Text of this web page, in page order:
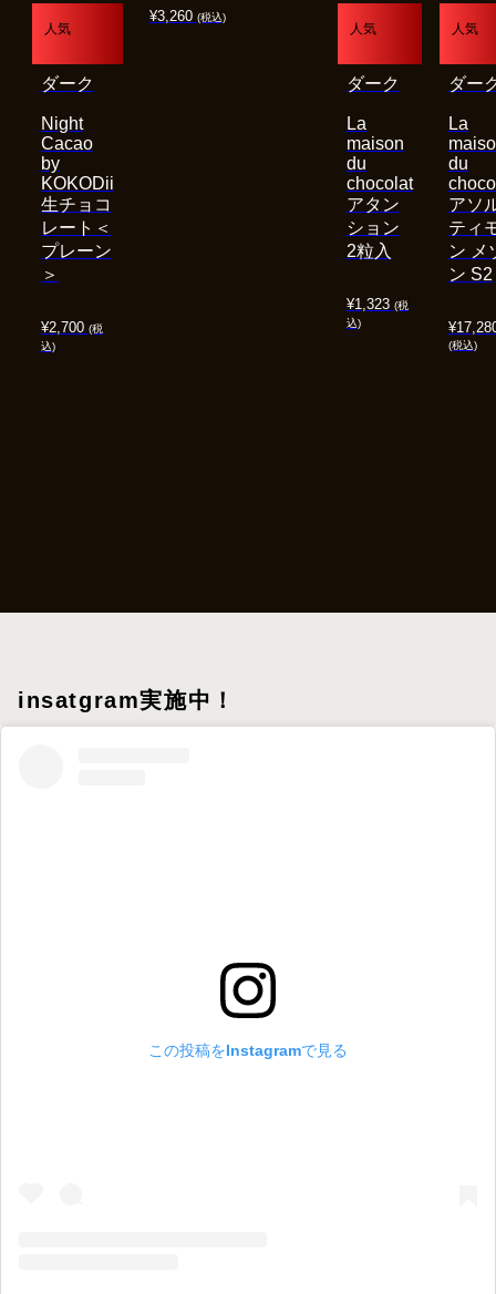
人気
¥2,700 (税
込)
Night
Cacao
by
KOKODii
生チョコ
レート＜
プレーン
＞
ダーク
¥3,260 (税込)
人気
¥1,323 (税
込)
La
maison
du
chocolat
アタン
ション
2粒入
ダーク
人気
¥
(税込)
La
du
アソ
ティ
ン メ
ン S2
ダー
insatgram実施中！
この投稿をInstagramで見る